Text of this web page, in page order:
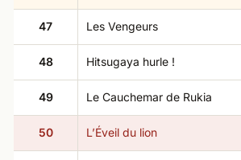
47 Les Vengeurs
48 Hitsugaya hurle !
49 Le Cauchemar de Rukia
50 L’Éveil du lion